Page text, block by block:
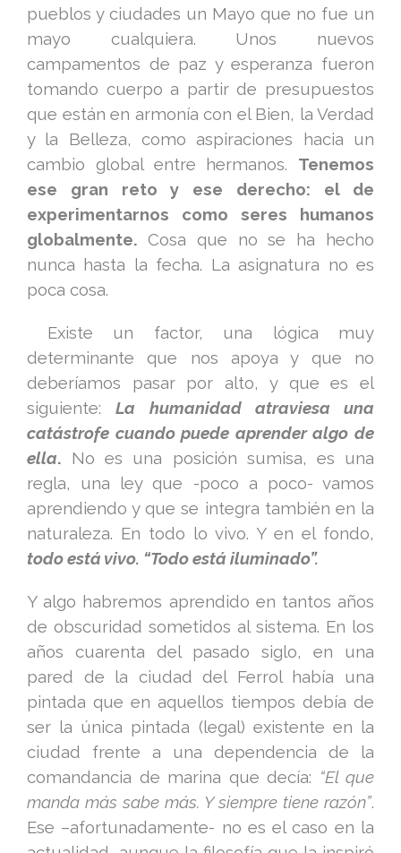
pueblos y ciudades un Mayo que no fue un
mayo cualquiera. Unos nuevos
campamentos de paz y esperanza fueron
tomando cuerpo a partir de presupuestos
que están en armonía con el Bien, la Verdad
y la Belleza, como aspiraciones hacia un
cambio global entre hermanos. Tenemos
ese gran reto y ese derecho: el de
experimentarnos como seres humanos
globalmente. Cosa que no se ha hecho
nunca hasta la fecha. La asignatura no es
poca cosa.
Existe un factor, una lógica muy
determinante que nos apoya y que no
deberíamos pasar por alto, y que es el
siguiente:La humanidad atraviesa una
catástrofe cuando puede aprender algo de
ella. No es una posición sumisa, es una
regla, una ley que -poco a poco- vamos
aprendiendo y que se integra también en la
naturaleza. En todo lo vivo. Y en el fondo,
todo está vivo. “Todo está iluminado”.
Y algo habremos aprendido en tantos años
de obscuridad sometidos al sistema. En los
años cuarenta del pasado siglo, en una
pared de la ciudad del Ferrol había una
pintada que en aquellos tiempos debía de
ser la única pintada (legal) existente en la
ciudad frente a una dependencia de la
comandancia de marina que decía: “El que
manda más sabe más. Y siempre tiene razón”.
Ese –afortunadamente- no es el caso en la